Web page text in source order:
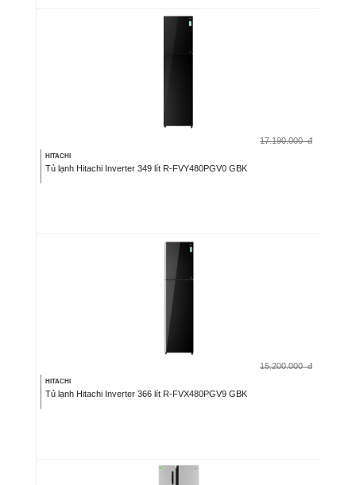
17.190.000 đ
HITACHI
Tủ lạnh Hitachi Inverter 349 lít R-FVY480PGV0 GBK
15.200.000 đ
HITACHI
Tủ lạnh Hitachi Inverter 366 lít R-FVX480PGV9 GBK